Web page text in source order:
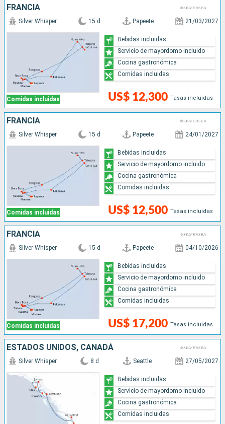
FRANCIA
Comidas incluidas
Silver Whisper 15 d Papeete 21/03/2027
US$ 12,300 Tasas incluidas
Bebidas incluidas
Servicio de mayordomo incluido
Cocina gastronómica
Comidas incluidas
FRANCIA
Comidas incluidas
Silver Whisper 15 d Papeete 24/01/2027
US$ 12,500 Tasas incluidas
Bebidas incluidas
Servicio de mayordomo incluido
Cocina gastronómica
Comidas incluidas
FRANCIA
Comidas incluidas
Silver Whisper 15 d Papeete 04/10/2026
US$ 17,200 Tasas incluidas
Bebidas incluidas
Servicio de mayordomo incluido
Cocina gastronómica
Comidas incluidas
ESTADOS UNIDOS, CANADÁ
Silver Whisper 8 d Seattle 27/05/2027
Bebidas incluidas
Servicio de mayordomo incluido
Cocina gastronómica
Comidas incluidas